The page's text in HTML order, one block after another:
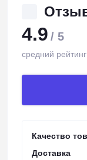
4.9 / 5
средний
Качество
Доставка